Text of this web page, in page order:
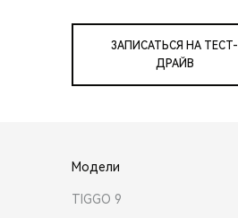
ЗАПИСАТЬСЯ НА ТЕСТ-
ДРАЙВ
Модели
TIGGO 9